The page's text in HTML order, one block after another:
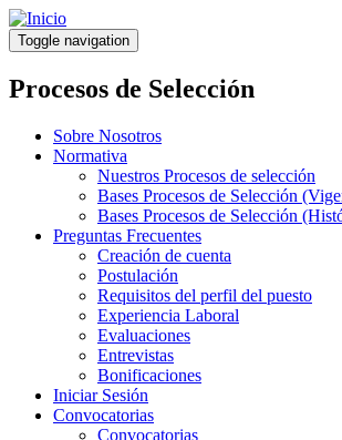
Pasar
al
contenido
principal
Toggle navigation
Procesos de Selección
Sobre Nosotros
Normativa
Nuestros Procesos de selección
Bases Procesos de Selección
Bases Procesos de Selección
Preguntas Frecuentes
Creación de cuenta
Postulación
Requisitos del perfil del puesto
Experiencia Laboral
Evaluaciones
Entrevistas
Bonificaciones
Iniciar Sesión
Convocatorias
Convocatorias